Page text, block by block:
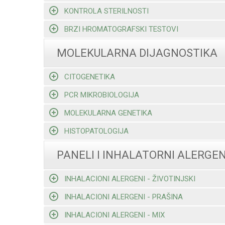
KONTROLA STERILNOSTI
BRZI HROMATOGRAFSKI TESTOVI
MOLEKULARNA DIJAGNOSTIKA
CITOGENETIKA
PCR MIKROBIOLOGIJA
MOLEKULARNA GENETIKA
HISTOPATOLOGIJA
PANELI I INHALATORNI
INHALACIONI ALERGENI - ŽIVOTINJSKI
INHALACIONI ALERGENI - PRAŠINA
INHALACIONI ALERGENI - MIX